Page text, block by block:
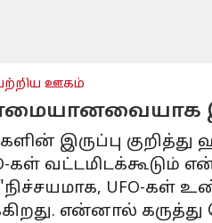
ஊகம்
இருப்பு
கள் வட்டமிடக்கூடும்
UFO-கள்
என்னால் கருத்து